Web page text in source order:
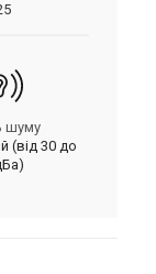
шуму
(від 30 до